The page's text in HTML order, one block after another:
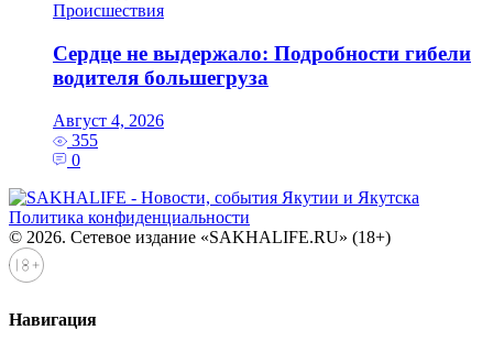
Происшествия
Сердце не выдержало: Подробности гибели
водителя большегруза
Август 4, 2026
355
0
Политика конфиденциальности
© 2026. Сетевое издание «SAKHALIFE.RU» (18+)
Навигация